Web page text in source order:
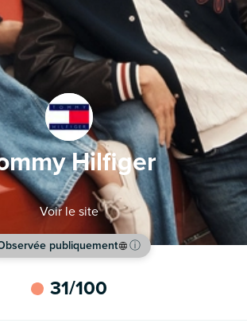
Hilfiger
Voir le site
publiquement ⓘ
31/100